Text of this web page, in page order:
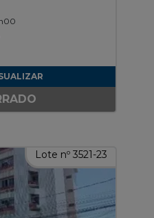
Lote nº 3521-23